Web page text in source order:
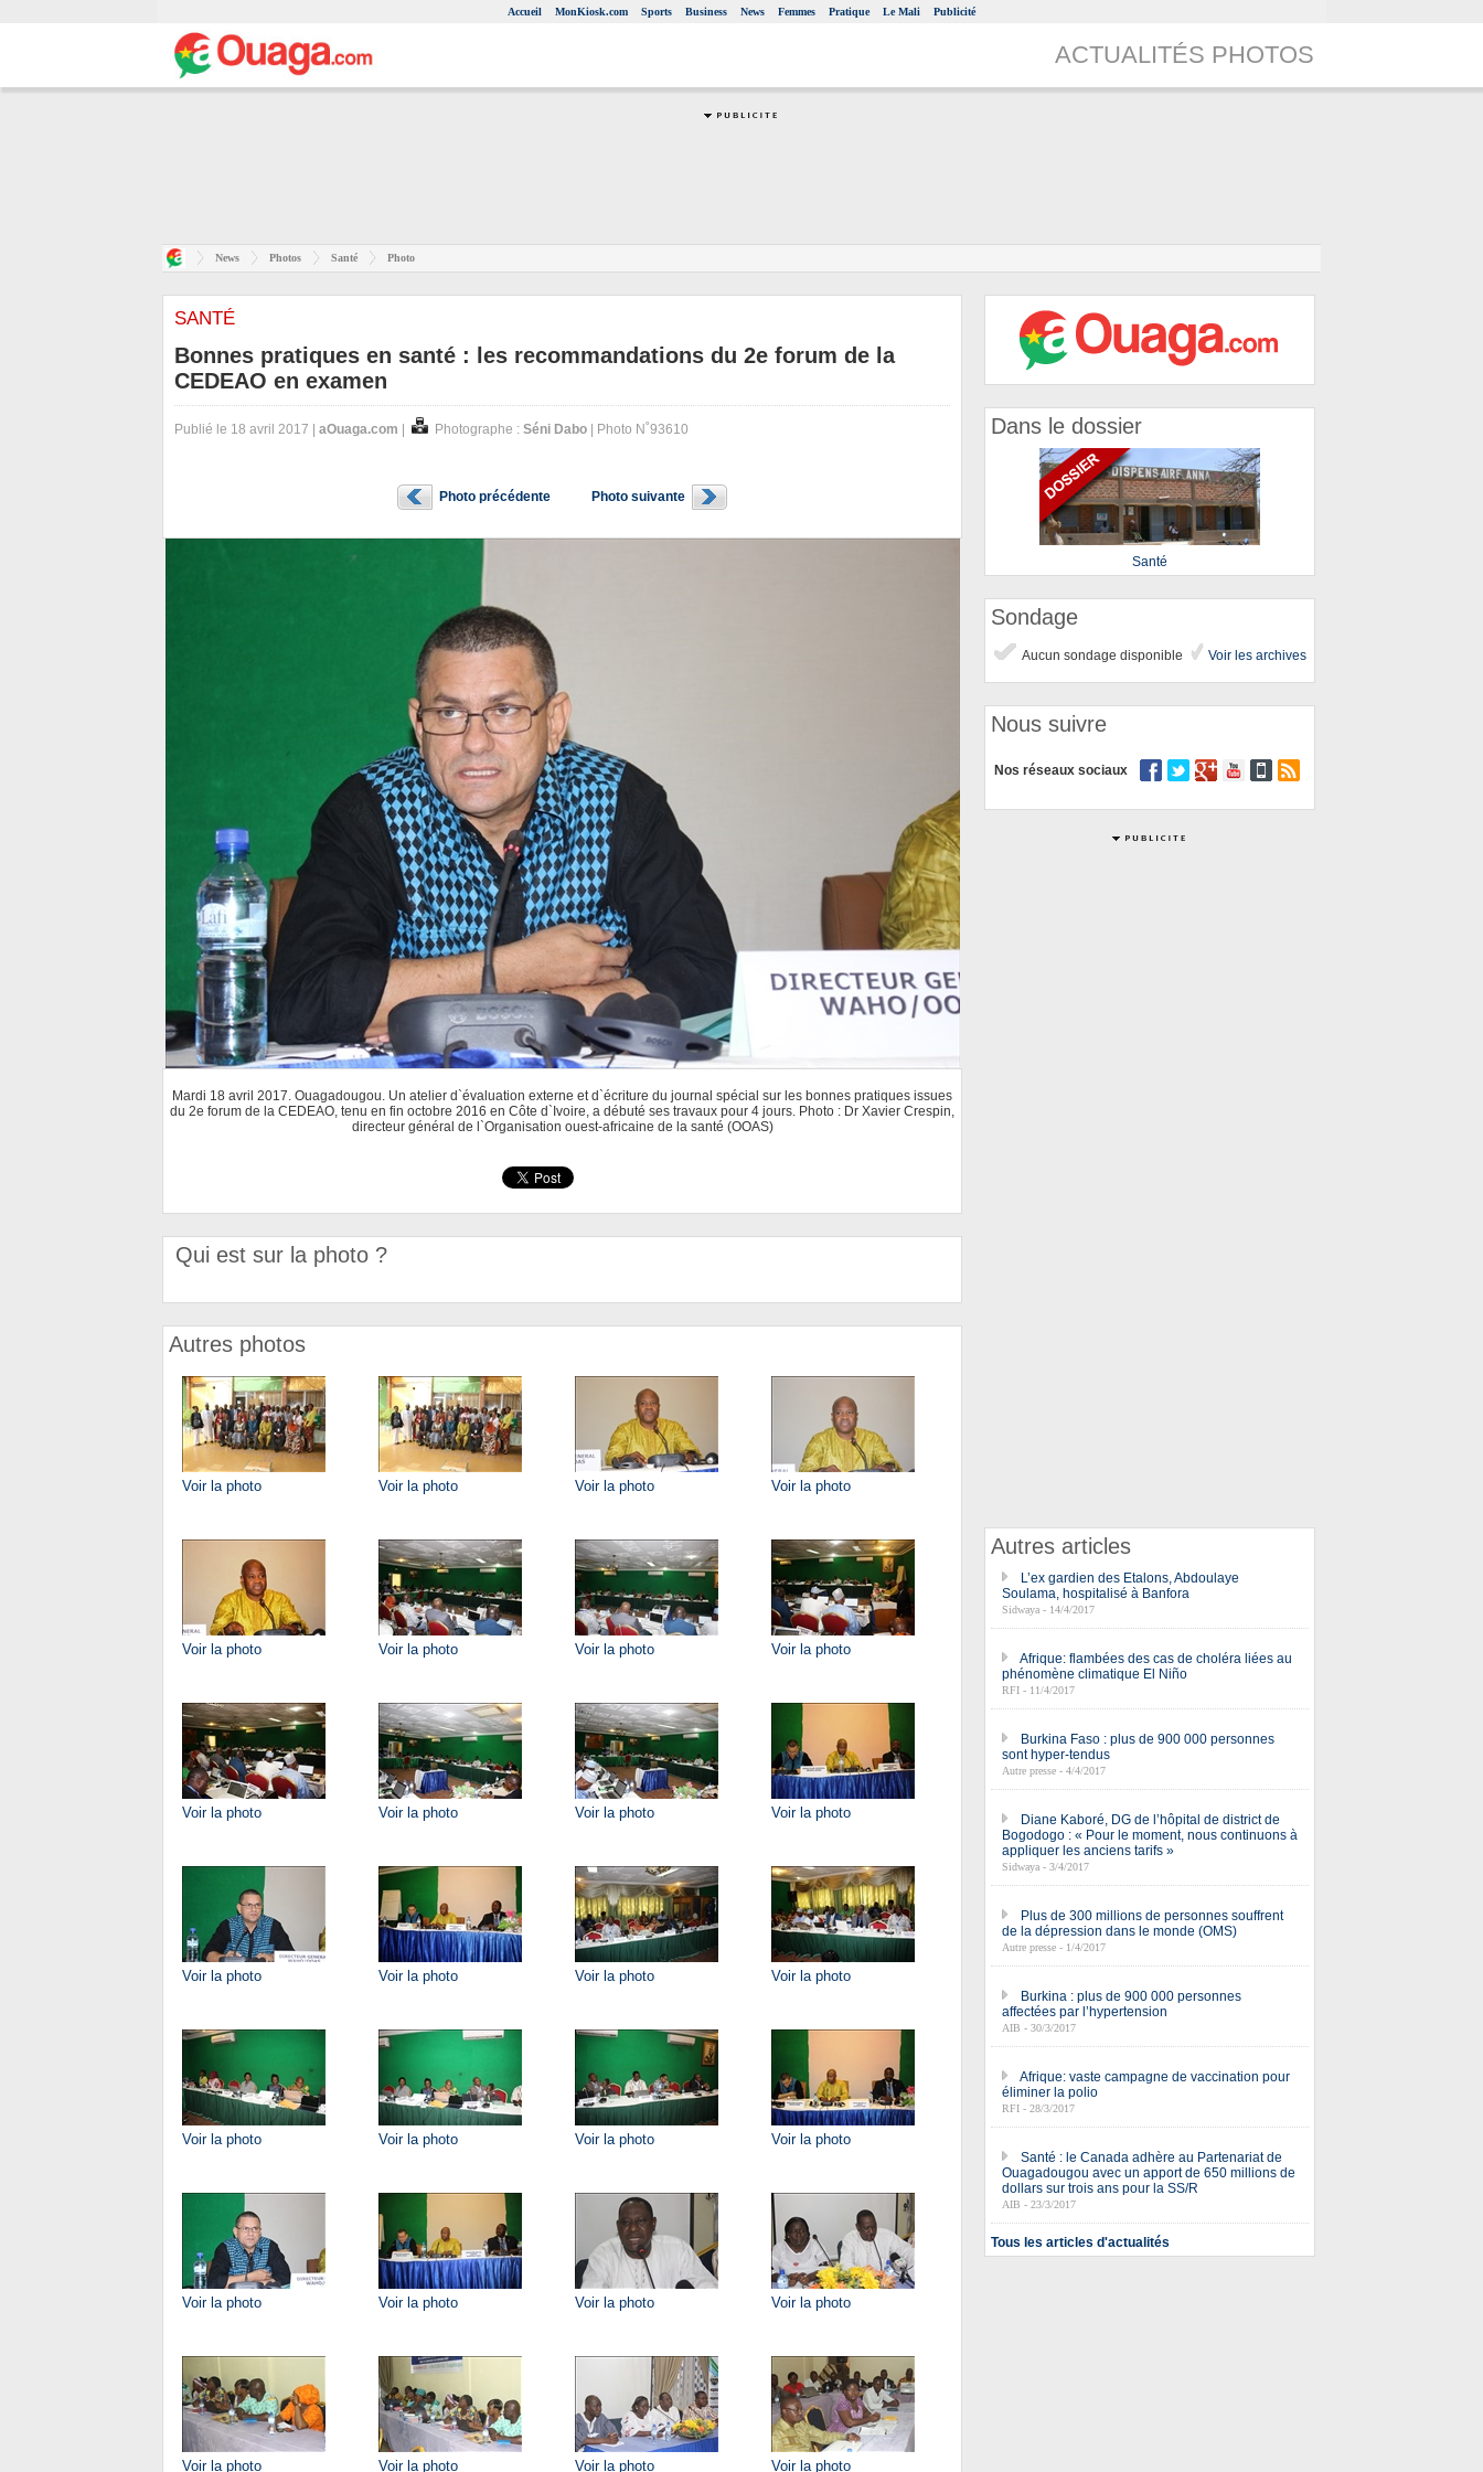
Accueil MonKiosk.com Sports Business News Femmes Pratique Le Mali Publicité
ACTUALITÉS PHOTOS
News Photos Santé Photo
SANTÉ
Bonnes pratiques en santé : les recommandations du 2e forum de la
CEDEAO en examen
Publié le 18 avril 2017 | aOuaga.com Photographe : Séni Dabo | Photo N˚93610
Photo précédente Photo suivante
Mardi 18 avril 2017. Ouagadougou. Un atelier d`évaluation externe et d`écriture du journal spécial sur les bonnes pratiques issues
du 2e forum de la CEDEAO, tenu en fin octobre 2016 en Côte d`Ivoire, a débuté ses travaux pour 4 jours. Photo : Dr Xavier Crespin,
directeur général de l`Organisation ouest-africaine de la santé (OOAS)
Qui est sur la photo ?
Autres photos
Voir la photo Voir la photo Voir la photo Voir la photo
Voir la photo Voir la photo Voir la photo Voir la photo
Voir la photo Voir la photo Voir la photo Voir la photo
Voir la photo Voir la photo Voir la photo Voir la photo
Voir la photo Voir la photo Voir la photo Voir la photo
Voir la photo Voir la photo Voir la photo Voir la photo
Voir la photo Voir la photo Voir la photo Voir la photo
Dans le dossier
Santé
Sondage
Aucun sondage disponible Voir les archives
Nous suivre
Nos réseaux sociaux
Autres articles
L’ex gardien des Etalons, Abdoulaye
Soulama, hospitalisé à Banfora
Sidwaya - 14/4/2017
Afrique: flambées des cas de choléra liées au
phénomène climatique El Niño
RFI - 11/4/2017
Burkina Faso : plus de 900 000 personnes
sont hyper-tendus
Autre presse - 4/4/2017
Diane Kaboré, DG de l’hôpital de district de
Bogodogo : « Pour le moment, nous continuons à
appliquer les anciens tarifs »
Sidwaya - 3/4/2017
Plus de 300 millions de personnes souffrent
de la dépression dans le monde (OMS)
Autre presse - 1/4/2017
Burkina : plus de 900 000 personnes
affectées par l’hypertension
AIB - 30/3/2017
Afrique: vaste campagne de vaccination pour
éliminer la polio
RFI - 28/3/2017
Santé : le Canada adhère au Partenariat de
Ouagadougou avec un apport de 650 millions de
dollars sur trois ans pour la SS/R
AIB - 23/3/2017
Tous les articles d'actualités